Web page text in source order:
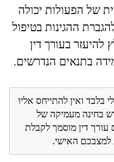
של הפעולות יכולה
ההגינות בטיפול
בעורך דין
בתנאים הנדרשים.
בלבד ואין להתייחס אליו
בחינה מעמיקה של
עורך דין מוסמך לקבלת
האישי.